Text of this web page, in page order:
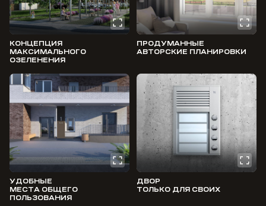
КОНЦЕПЦИЯ
МАКСИМАЛЬНОГО
ОЗЕЛЕНЕНИЯ
ПРОДУМАННЫЕ
АВТОРСКИЕ ПЛАНИРОВКИ
УДОБНЫЕ
МЕСТА ОБЩЕГО
ПОЛЬЗОВАНИЯ
ДВОР
ТОЛЬКО ДЛЯ СВОИХ